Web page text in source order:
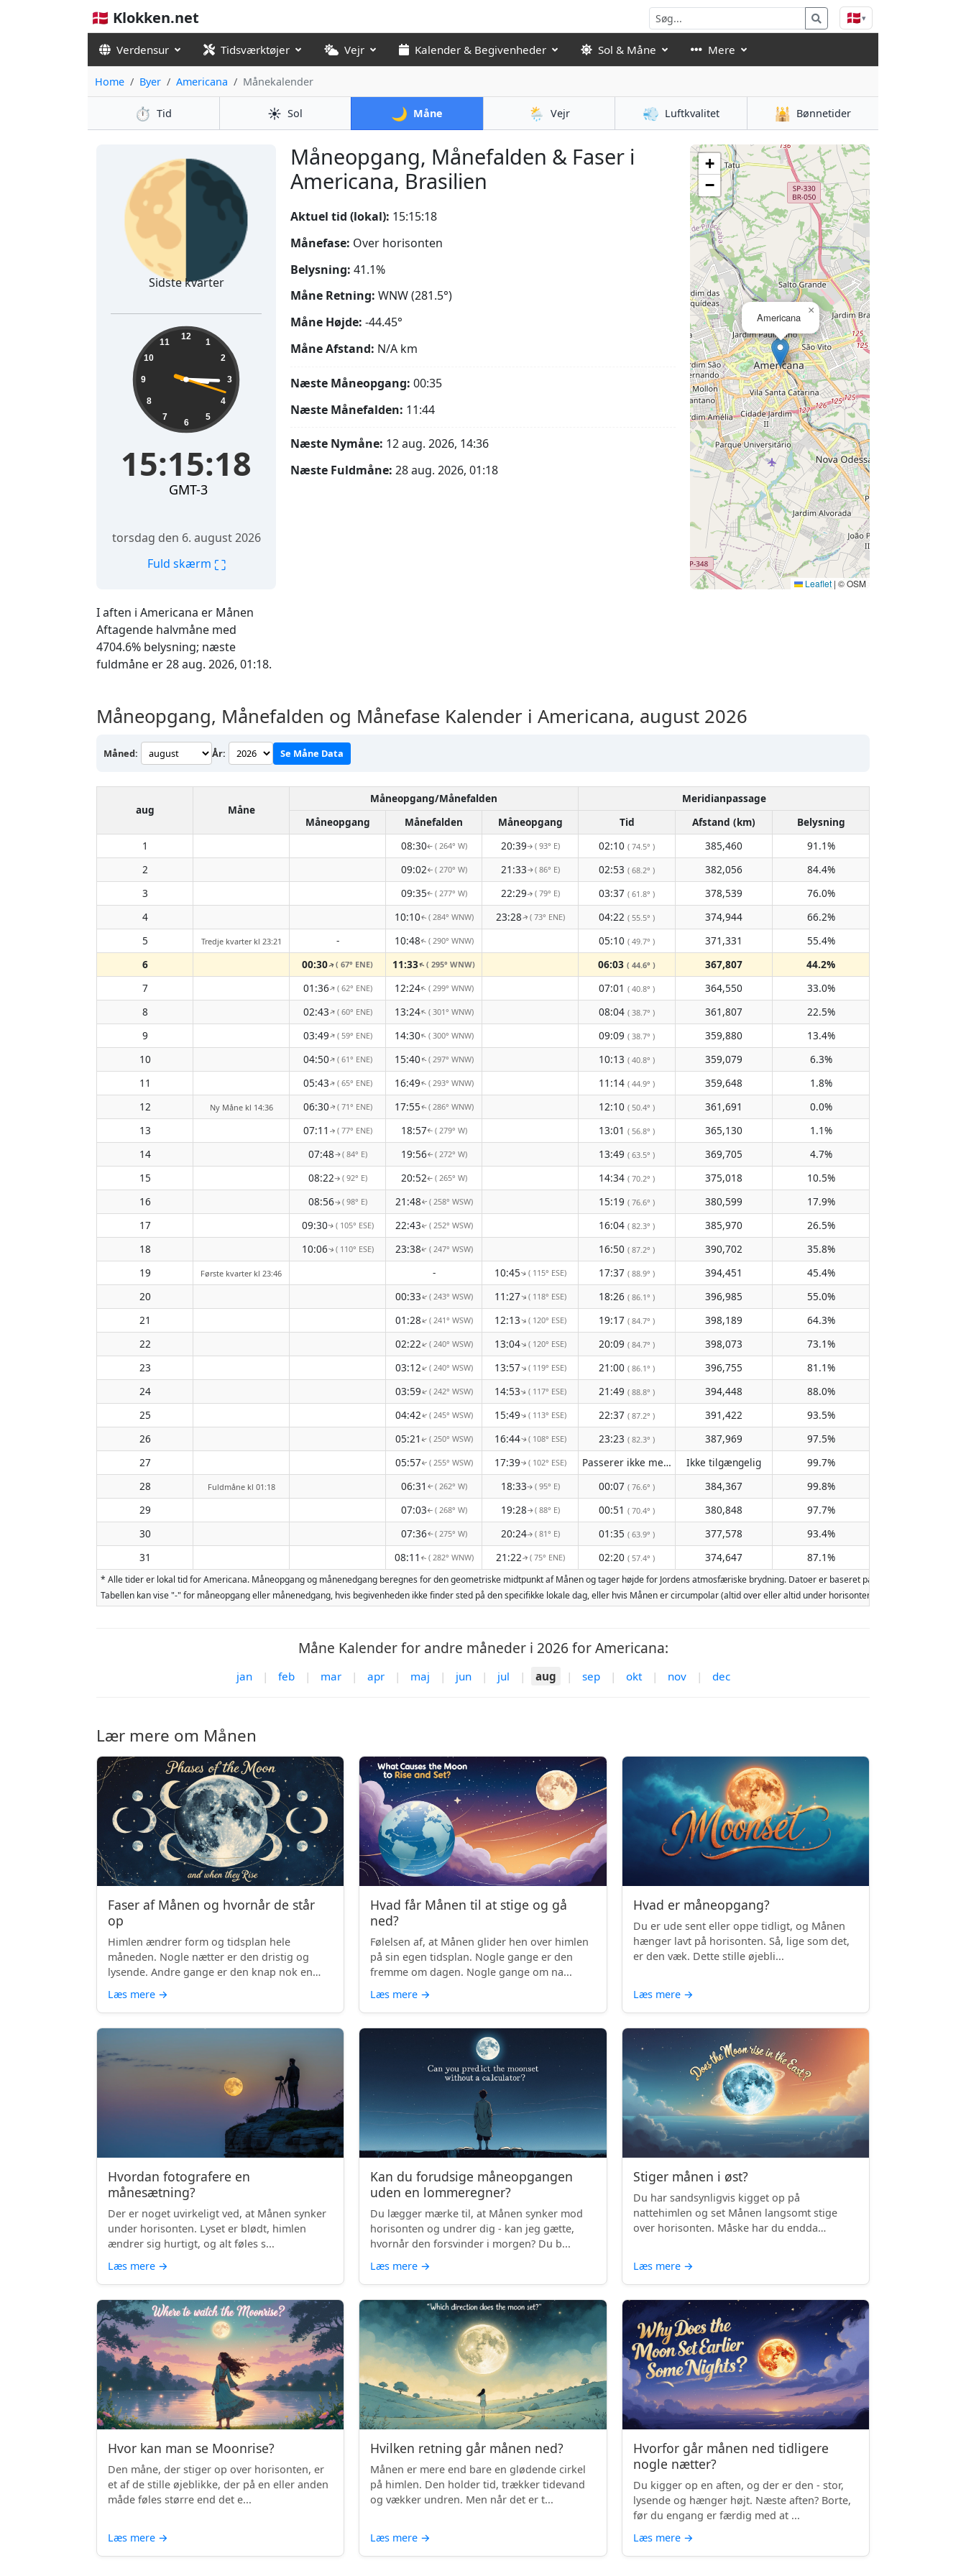
🇩🇰 Klokken.net 🇩🇰▾
Verdensur Tidsværktøjer Vejr Kalender & Begivenheder Sol & Måne Mere
Home Byer Americana Månekalender
⏱️ Tid ☀️ Sol 🌙 Måne 🌦️ Vejr 💨 Luftkvalitet 🕌 Bønnetider
Måneopgang, Månefalden & Faser i
Americana, Brasilien
I aften i Americana er Månen
Aftagende halvmåne med
4704.6% belysning; næste
fuldmåne er 28 aug. 2026, 01:18.
🌗
Sidste kvarter
15:15:20 12
1
2
3
4
5
6
7
8
9
10
11
15:15:20
GMT-3
torsdag den 6. august 2026
Fuld skærm ⛶
Aktuel tid (lokal): 15:15:20
Månefase: Over horisonten
Belysning: 41.1%
Måne Retning: WNW (281.5°)
Måne Højde: -44.45°
Måne Afstand: N/A km
Næste Måneopgang: 00:35
Næste Månefalden: 11:44
Næste Nymåne: 12 aug. 2026, 14:36
Næste Fuldmåne: 28 aug. 2026, 01:18
Americana
×
+
−
Leaflet | © OSM
Måneopgang, Månefalden og Månefase Kalender i Americana, august 2026
Måned: År: Se Måne Data
aug Måne
Måneopgang/Månefalden
Meridianpassage
Måneopgang
Månefalden Måneopgang Tid Afstand (km)
Belysning
1
08:30↑ ( 264° W) 20:39↑ ( 93° E) 02:10 ( 74.5° ) 385,460
91.1%
2
09:02↑ ( 270° W) 21:33↑ ( 86° E) 02:53 ( 68.2° ) 382,056
84.4%
3
09:35↑ ( 277° W) 22:29↑( 79° E) 03:37 ( 61.8° ) 378,539
76.0%
4
10:10↑( 284° WNW) 23:28↑( 73° ENE) 04:22 ( 55.5° ) 374,944
66.2%
5
Tredje kvarter kl 23:21 - 10:48↑( 290° WNW) 05:10 ( 49.7° ) 371,331
55.4%
6
00:30↑( 67° ENE) 11:33↑( 295° WNW) 06:03 ( 44.6° ) 367,807
44.2%
7
01:36↑( 62° ENE) 12:24↑( 299° WNW) 07:01 ( 40.8° ) 364,550
33.0%
8
02:43↑( 60° ENE) 13:24↑( 301° WNW) 08:04 ( 38.7° ) 361,807
22.5%
9
03:49↑( 59° ENE) 14:30↑( 300° WNW) 09:09 ( 38.7° ) 359,880
13.4%
10
04:50↑( 61° ENE) 15:40↑( 297° WNW) 10:13 ( 40.8° ) 359,079
6.3%
11
05:43↑( 65° ENE) 16:49↑( 293° WNW) 11:14 ( 44.9° ) 359,648
1.8%
12
Ny Måne kl 14:36 06:30↑( 71° ENE) 17:55↑( 286° WNW) 12:10 ( 50.4° ) 361,691
0.0%
13
07:11 ↑( 77° ENE) 18:57↑( 279° W) 13:01 ( 56.8° ) 365,130
1.1%
14
07:48↑( 84° E) 19:56↑ ( 272° W) 13:49 ( 63.5° ) 369,705
4.7%
15
08:22↑ ( 92° E) 20:52↑ ( 265° W) 14:34 ( 70.2° ) 375,018
10.5%
16
08:56↑( 98° E) 21:48↑( 258° WSW) 15:19 ( 76.6° ) 380,599
17.9%
17
09:30↑( 105° ESE) 22:43↑( 252° WSW) 16:04 ( 82.3° ) 385,970
26.5%
18
10:06↑( 110° ESE) 23:38↑( 247° WSW) 16:50 ( 87.2° ) 390,702
35.8%
19
Første kvarter kl 23:46 - 10:45↑( 115° ESE) 17:37 ( 88.9° ) 394,451
45.4%
20
00:33↑( 243° WSW) 11:27↑( 118° ESE) 18:26 ( 86.1° ) 396,985
55.0%
21
01:28↑( 241° WSW) 12:13↑( 120° ESE) 19:17 ( 84.7° ) 398,189
64.3%
22
02:22↑( 240° WSW) 13:04↑( 120° ESE) 20:09 ( 84.7° ) 398,073
73.1%
23
03:12↑( 240° WSW) 13:57↑( 119° ESE) 21:00 ( 86.1° ) 396,755
81.1%
24
03:59↑( 242° WSW) 14:53↑( 117° ESE) 21:49 ( 88.8° ) 394,448
88.0%
25
04:42↑( 245° WSW) 15:49↑( 113° ESE) 22:37 ( 87.2° ) 391,422
93.5%
26
05:21 ↑( 250° WSW) 16:44↑( 108° ESE) 23:23 ( 82.3° ) 387,969
97.5%
27
05:57↑( 255° WSW) 17:39↑( 102° ESE) Passerer ikke meridianen ( Ikke tilgængelig )
Ikke tilgængelig
99.7%
28
Fuldmåne kl 01:18 06:31 ↑( 262° W) 18:33↑ ( 95° E) 00:07 ( 76.6° ) 384,367
99.8%
29
07:03↑ ( 268° W) 19:28↑ ( 88° E) 00:51 ( 70.4° ) 380,848
97.7%
30
07:36↑( 275° W) 20:24↑( 81° E) 01:35 ( 63.9° ) 377,578
93.4%
31
08:11 ↑( 282° WNW) 21:22↑( 75° ENE) 02:20 ( 57.4° ) 374,647 87.1%
* Alle tider er lokal tid for Americana. Måneopgang og månenedgang beregnes for den geometriske midtpunkt af Månen og tager højde for Jordens atmosfæriske brydning. Datoer er baseret på den gregorianske
Tabellen kan vise "-" for måneopgang eller månenedgang, hvis begivenheden ikke finder sted på den specifikke lokale dag, eller hvis Månen er circumpolar (altid over eller altid under horisonten). To måneopgange
Måne Kalender for andre måneder i 2026 for Americana:
jan | feb | mar | apr | maj | jun | jul | aug | sep | okt | nov | dec
Lær mere om Månen
Faser af Månen og hvornår de står
op
Himlen ændrer form og tidsplan hele
måneden. Nogle nætter er den dristig og
lysende. Andre gange er den knap nok en
Læs mere →
Hvad får Månen til at stige og gå
ned?
Følelsen af, at Månen glider hen over himlen
på sin egen tidsplan. Nogle gange er den
fremme om dagen. Nogle gange om na...
Læs mere →
Hvad er måneopgang?
Du er ude sent eller oppe tidligt, og Månen
hænger lavt på horisonten. Så, lige som det,
er den væk. Dette stille øjebli...
Læs mere →
Hvordan fotografere en
månesætning?
Der er noget uvirkeligt ved, at Månen synker
under horisonten. Lyset er blødt, himlen
ændrer sig hurtigt, og alt føles s...
Læs mere →
Kan du forudsige måneopgangen
uden en lommeregner?
Du lægger mærke til, at Månen synker mod
horisonten og undrer dig - kan jeg gætte,
hvornår den forsvinder i morgen? Du b...
Læs mere →
Stiger månen i øst?
Du har sandsynligvis kigget op på
nattehimlen og set Månen langsomt stige
over horisonten. Måske har du endda
Læs mere →
Hvor kan man se Moonrise?
Den måne, der stiger op over horisonten, er
et af de stille øjeblikke, der på en eller anden
måde føles større end det e...
Læs mere →
Hvilken retning går månen ned?
Månen er mere end bare en glødende cirkel
på himlen. Den holder tid, trækker tidevand
og vækker undren. Men når det er t...
Læs mere →
Hvorfor går månen ned tidligere
nogle nætter?
Du kigger op en aften, og der er den - stor,
lysende og hænger højt. Næste aften? Borte,
før du engang er færdig med at ...
Læs mere →